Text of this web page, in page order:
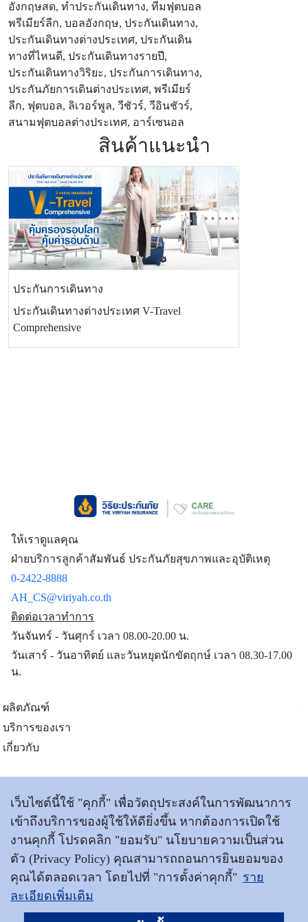
อังกฤษสด, ทำประกันเดินทาง, ทีมฟุตบอล
พรีเมียร์ลีก, บอลอังกฤษ, ประกันเดินทาง,
ประกันเดินทางต่างประเทศ, ประกันเดิน
ทางที่ไหนดี, ประกันเดินทางรายปี,
ประกันเดินทางวิริยะ, ประกันการเดินทาง,
ประกันภัยการเดินต่างประเทศ, พรีเมียร์
ลีก, ฟุตบอล, ลิเวอร์พูล, วีชัวร์, วีอินชัวร์,
สนามฟุตบอลต่างประเทศ, อาร์เซนอล
สินค้าแนะนำ
ประกันการเดินทาง
ประกันเดินทางต่างประเทศ V-Travel
Comprehensive
ให้เราดูแลคุณ
ฝ่ายบริการลูกค้าสัมพันธ์ ประกันภัยสุขภาพและอุบัติเหตุ
0-2422-8888
AH_CS@viriyah.co.th
ติดต่อเวลาทำการ
วันจันทร์ - วันศุกร์ เวลา 08.00-20.00 น.
วันเสาร์ - วันอาทิตย์ และวันหยุดนักขัตฤกษ์ เวลา 08.30-17.00
น.
ผลิตภัณฑ์
บริการของเรา
เกี่ยวกับ
ข้อตกลงและเงื่อนไขการใช้บริการ|นโยบายการคุ้มครอง
ข้อมูลส่วนบุคคล
| แผนผังเว็บไซต์ |เข้าสู่เว็บไซต์วิริยะประกันภัย
เว็บไซต์นี้ใช้ "คุกกี้" เพื่อวัตถุประสงค์ในการพัฒนาการ
เข้าถึงบริการของผู้ใช้ให้ดียิ่งขึ้น หากต้องการเปิดใช้
งานคุกกี้ โปรดคลิก "ยอมรับ" นโยบายความเป็นส่วน
ตัว (Privacy Policy) คุณสามารถถอนการยินยอมของ
คุณได้ตลอดเวลา โดยไปที่ "การตั้งค่าคุกกี้" ราย
ละเอียดเพิ่มเติม